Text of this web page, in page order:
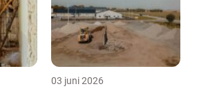
03 juni 2026